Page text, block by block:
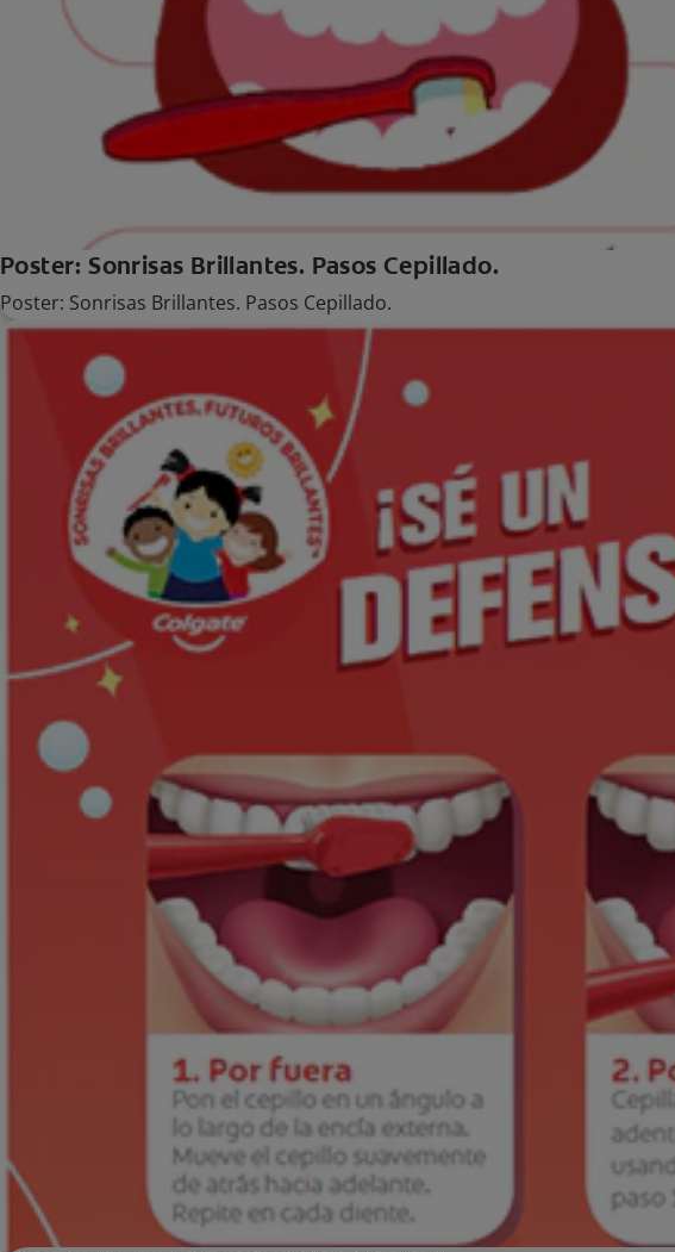
Poster: Sonrisas Brillantes. Pasos Cepillado.
Poster: Sonrisas Brillantes. Pasos Cepillado.